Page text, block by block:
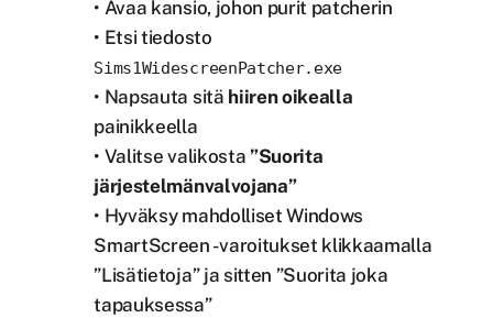
• Avaa kansio, johon purit patcherin
• Etsi tiedosto
Sims1WidescreenPatcher.exe
• Napsauta sitä hiiren oikealla
painikkeella
• Valitse valikosta ”Suorita
järjestelmänvalvojana”
• Hyväksy mahdolliset Windows
SmartScreen -varoitukset klikkaamalla
”Lisätietoja” ja sitten ”Suorita joka
tapauksessa”